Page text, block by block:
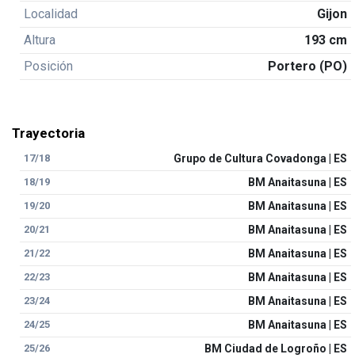
Localidad
Gijon
Altura
193 cm
Posición
Portero (PO)
Trayectoria
17/18 Grupo de Cultura Covadonga | ES
18/19 BM Anaitasuna | ES
19/20 BM Anaitasuna | ES
20/21 BM Anaitasuna | ES
21/22 BM Anaitasuna | ES
22/23 BM Anaitasuna | ES
23/24 BM Anaitasuna | ES
24/25 BM Anaitasuna | ES
25/26 BM Ciudad de Logroño | ES